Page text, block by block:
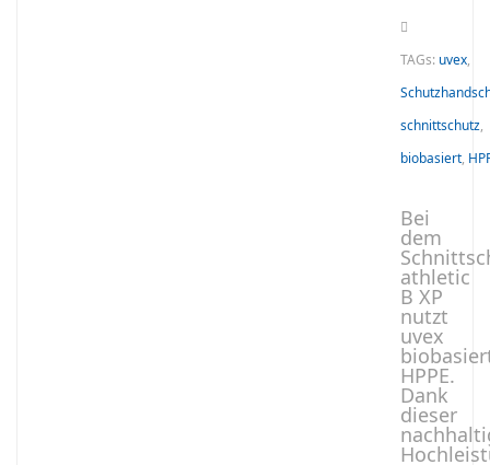
TAGs: uvex,
schnittschutz,
biobasiert,
Bei
dem
athletic
B XP
nutzt
uvex
HPPE.
Dank
dieser